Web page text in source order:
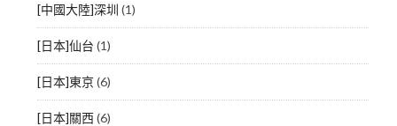
[中國大陸]深圳 (1)
[日本]仙台 (1)
[日本]東京(6)
[日本]關西(6)